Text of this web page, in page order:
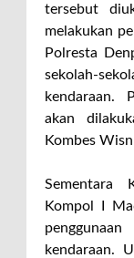
tersebut
melakukan
Polresta
sekolah-
kendaraan.
akan
Kombes
Sementara
Kompol I
kendaraan.